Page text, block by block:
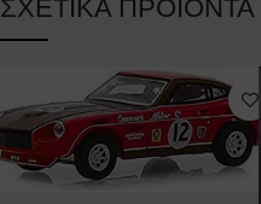
ΣΧΕΤΙΚΆ ΠΡΟΪΌΝΤΑ